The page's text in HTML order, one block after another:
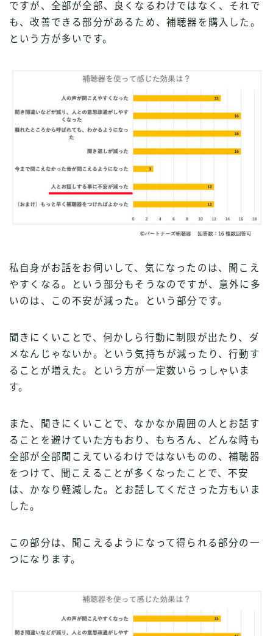
ですが、全部が全部、良くなるわけではなく、それで
も、改善できる部分があるため、補聴器を購入した。
という方が多いです。
私自身がお話をお伺いして、気になったのは、聞こえ
やすくなる。という部分もそうなのですが、意外に多
いのは、この不安が減った。という部分です。
聞きにくいことで、何かしら行動に制限が出たり、ダ
メなんじゃないか。という気持ちが減ったり、行動す
ることが増えた。という方が一定数いらっしゃいま
す。
また、聞きにくいことで、なかなか周囲の人とお話す
ることを避けていた方もおり、もちろん、どんな時も
全部が全部聞こえているわけではないものの、補聴器
をつけて、聞こえることが多くなったことで、不安
は、かなり軽減した。とお話してくださった方もいま
した。
この部分は、聞こえるようになって得られる部分の一
つになります。